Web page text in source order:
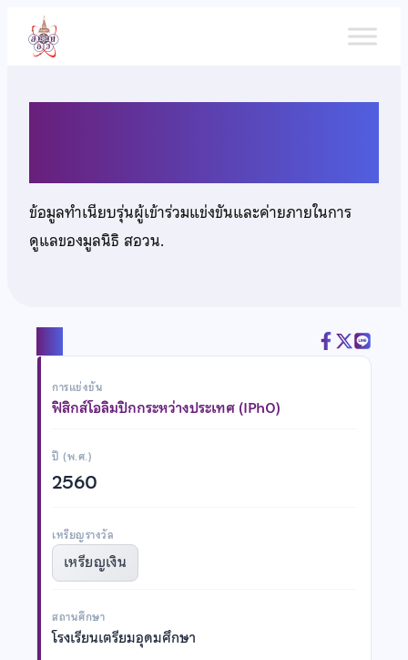
เนื้อหา
ข้อมูลทำเนียบรุ่นผู้เข้าร่วมแข่งขันและค่ายภายในการ
ดูแลของมูลนิธิ สอวน.
การแข่งขัน
ฟิสิกส์โอลิมปิกกระหว่างประเทศ (IPhO)
ปี (พ.ศ.)
2560
เหรียญรางวัล
เหรียญเงิน
สถานศึกษา
โรงเรียนเตรียมอุดมศึกษา